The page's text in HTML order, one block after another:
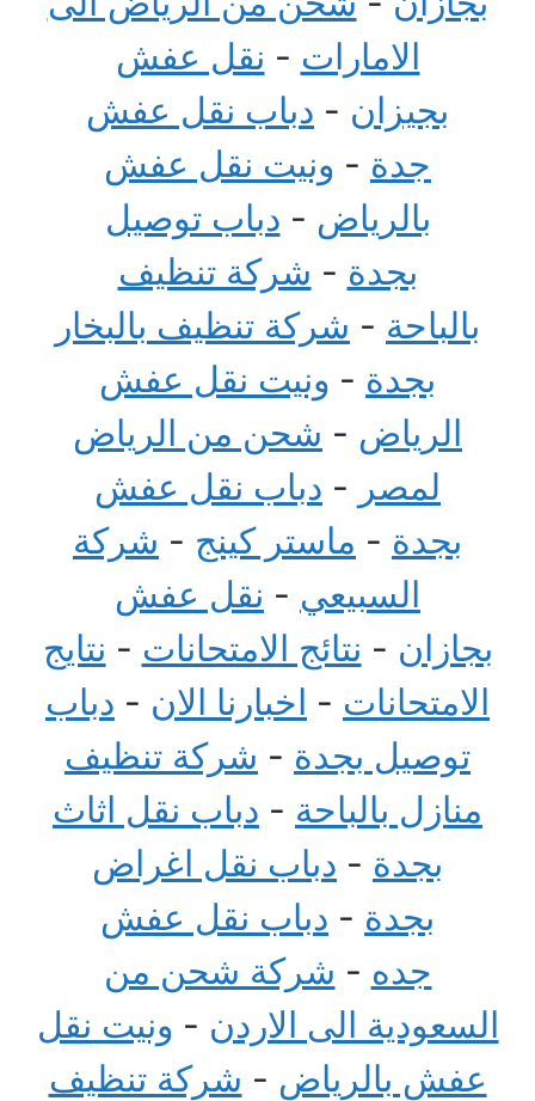
الامارات - نقل عفش
بجيزان - دباب نقل عفش
جدة - ونيت نقل عفش
بالرياض - دباب توصيل
بجدة - شركة تنظيف
بالباحة - شركة تنظيف بالبخار
بجدة - ونيت نقل عفش
الرياض - شحن من الرياض
لمصر - دباب نقل عفش
بجدة - ماستر كينج - شركة
السبيعي - نقل عفش
بجازان - نتائج الامتحانات - نتايج
الامتحانات - اخبارنا الان - دباب
توصيل بجدة - شركة تنظيف
منازل بالباحة - دباب نقل اثاث
بجدة - دباب نقل اغراض
بجدة - دباب نقل عفش
جده - شركة شحن من
السعودية الى الاردن - ونيت نقل
عفش بالرياض - شركة تنظيف